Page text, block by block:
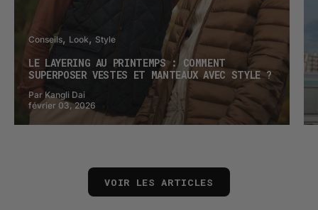
Conseils Look Style
LE LAYERING AU PRINTEMPS : COMMENT
SUPERPOSER VESTES ET MANTEAUX AVEC STYLE ?
Par Kangli Dai
février 03, 2026
VOIR LES ARTICLES